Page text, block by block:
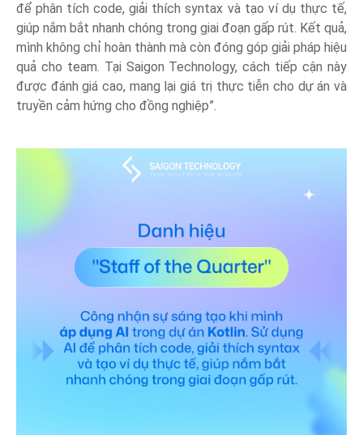
để phân tích code, giải thích syntax và tạo ví dụ thực tế,
giúp nắm bắt nhanh chóng trong giai đoạn gấp rút. Kết quả,
mình không chỉ hoàn thành mà còn đóng góp giải pháp hiệu
quả cho team. Tại Saigon Technology, cách tiếp cận này
được đánh giá cao, mang lại giá trị thực tiễn cho dự án và
truyền cảm hứng cho đồng nghiệp”.